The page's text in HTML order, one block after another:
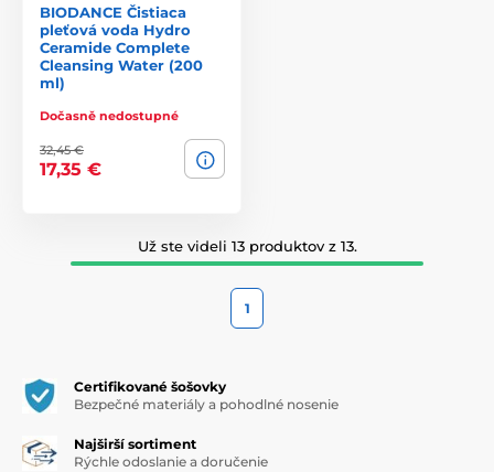
BIODANCE Čistiaca
pleťová voda Hydro
Ceramide Complete
Cleansing Water (200
ml)
Dočasně nedostupné
32,45 €
17,35 €
Už ste videli 13 produktov z 13.
1
Certifikované šošovky
Bezpečné materiály a pohodlné nosenie
Najširší sortiment
Rýchle odoslanie a doručenie